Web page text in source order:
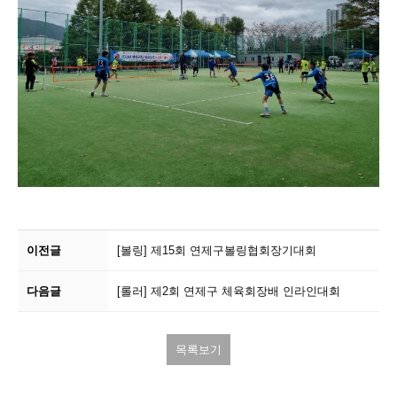
이전글 [볼링] 제15회 연제구볼링협회장기대회
다음글 [롤러] 제2회 연제구 체육회장배 인라인대회
목록보기